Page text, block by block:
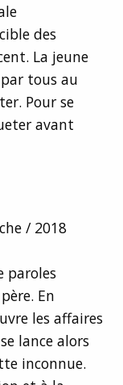
des
La jeune
tous au
Pour se
avant
/ 2018
paroles
En
les affaires
lance alors
inconnue.